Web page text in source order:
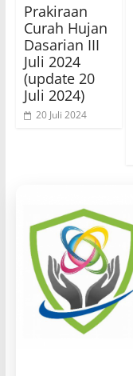
Prakiraan
Curah Hujan
Dasarian III
Juli 2024
(update 20
Juli 2024)
20 Juli 2024